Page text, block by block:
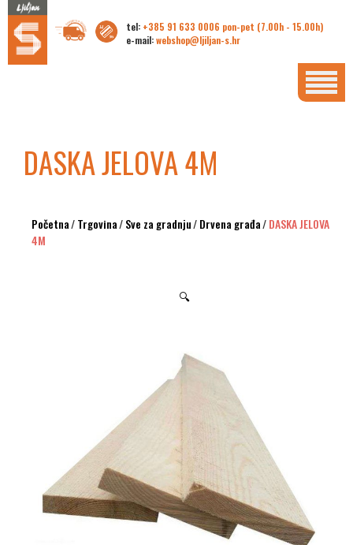
tel: +385 91 633 0006 pon-pet (7.00h - 15.00h)
e-mail:webshop@ljiljan-s.hr
DASKA JELOVA 4M
Početna/Trgovina/Sve za gradnju/Drvena građa/DASKA JELOVA
4M
🔍